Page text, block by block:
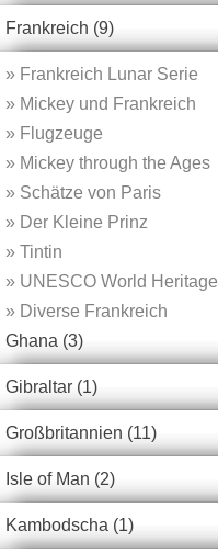
Frankreich (9)
» Frankreich Lunar Serie
» Mickey und Frankreich
» Flugzeuge
» Mickey through the Ages
» Schätze von Paris
» Der Kleine Prinz
» Tintin
» UNESCO World Heritage
» Diverse Frankreich
Ghana (3)
Gibraltar (1)
Großbritannien (11)
Isle of Man (2)
Kambodscha (1)